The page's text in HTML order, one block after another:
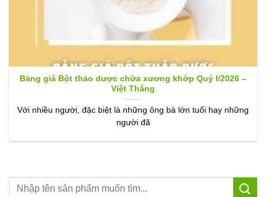
Bảng giá Bột thảo dược chữa xương khớp Quý I/2026 –
Việt Thắng
Với nhiều người, đặc biệt là những ông bà lớn tuổi hay những
người đã